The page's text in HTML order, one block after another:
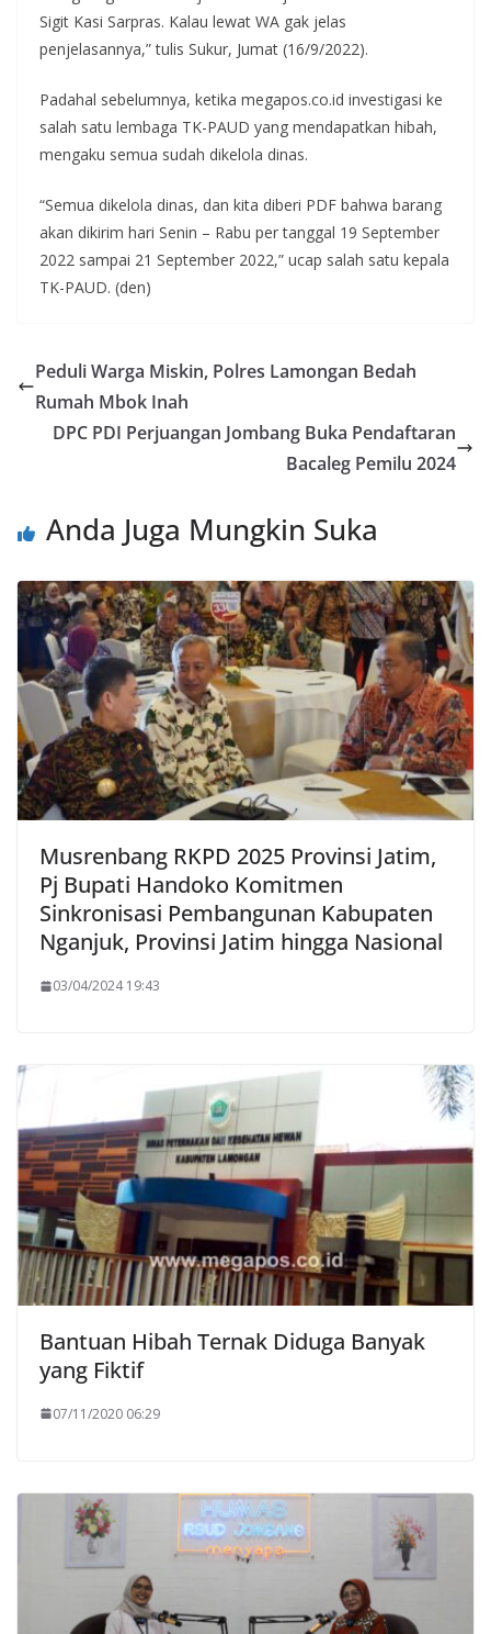
Sigit Kasi Sarpras. Kalau lewat WA gak jelas
penjelasannya,” tulis Sukur, Jumat (16/9/2022).
Padahal sebelumnya, ketika megapos.co.id investigasi ke
salah satu lembaga TK-PAUD yang mendapatkan hibah,
mengaku semua sudah dikelola dinas.
“Semua dikelola dinas, dan kita diberi PDF bahwa barang
akan dikirim hari Senin – Rabu per tanggal 19 September
2022 sampai 21 September 2022,” ucap salah satu kepala
TK-PAUD. (den)
Peduli Warga Miskin, Polres Lamongan Bedah
Rumah Mbok Inah
DPC PDI Perjuangan Jombang Buka Pendaftaran
Bacaleg Pemilu 2024
Anda Juga Mungkin Suka
Musrenbang RKPD 2025 Provinsi Jatim,
Pj Bupati Handoko Komitmen
Sinkronisasi Pembangunan Kabupaten
Nganjuk, Provinsi Jatim hingga Nasional
03/04/2024 19:43
Bantuan Hibah Ternak Diduga Banyak
yang Fiktif
07/11/2020 06:29